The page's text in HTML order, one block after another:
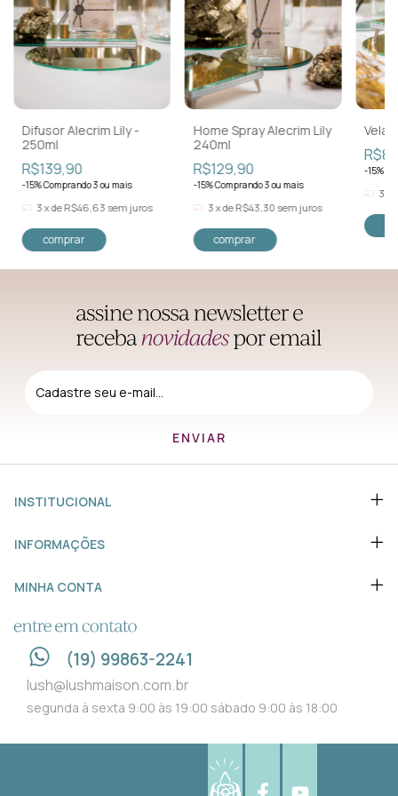
Difusor Alecrim Lily -
250ml
R$139,90
-15% Comprando 3 ou mais
3 xdeR$46,63 sem juros
Home Spray Alecrim Lily
240ml
R$129,90
-15% Comprando 3 ou mais
3 xdeR$43,30 sem juros
Vela
-15%
3
INSTITUCIONAL
INFORMAÇÕES
MINHA CONTA
ENTRE EM CONTATO
(19) 99863-2241
lush@lushmaison.com.br
segunda à sexta 9:00 às 19:00 sábado 9:00 às 18:00